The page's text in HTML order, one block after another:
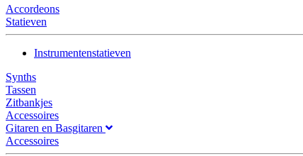
Accordeons
Statieven
Instrumentenstatieven
Synths
Tassen
Zitbankjes
Accessoires
Gitaren en Basgitaren
Accessoires